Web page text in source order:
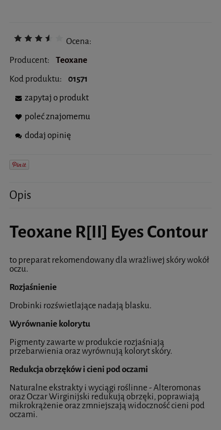
Ocena:
Producent:
Teoxane
Kod produktu:
01571
zapytaj o produkt
poleć znajomemu
dodaj opinię
Opis
Teoxane R[II] Eyes Contour
to preparat rekomendowany dla wrażliwej skóry wokół
oczu.
Rozjaśnienie
Drobinki rozświetlające nadają blasku.
Wyrównanie kolorytu
Pigmenty zawarte w produkcie rozjaśniają
przebarwienia oraz wyrównują koloryt skóry.
Redukcja obrzęków i cieni pod oczami
Naturalne ekstrakty i wyciągi roślinne - Alteromonas
oraz Oczar Wirginijski redukują obrzęki, poprawiają
mikrokrążenie oraz zmniejszają widoczność cieni pod
oczami.